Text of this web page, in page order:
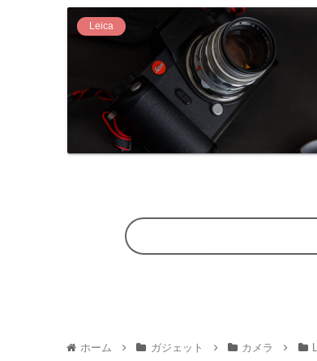
Leica
ホーム ガジェット カメラ